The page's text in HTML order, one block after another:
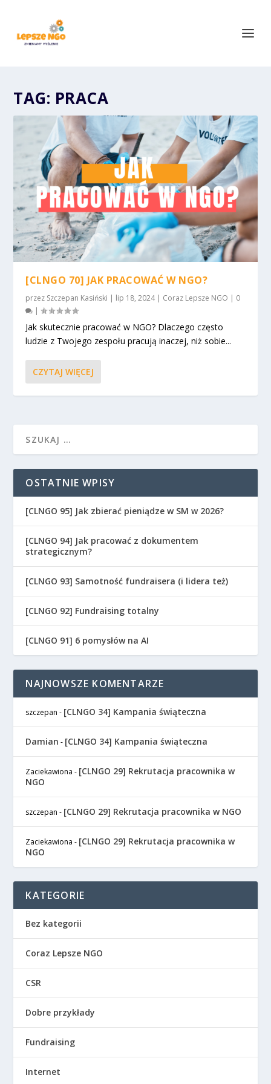
TAG: PRACA
[CLNGO 70] JAK PRACOWAĆ W NGO?
przez Szczepan Kasiński | lip 18, 2024| Coraz Lepsze NGO | 0
|
Jak skutecznie pracować w NGO? Dlaczego często
ludzie z Twojego zespołu pracują inaczej, niż sobie...
CZYTAJ WIĘCEJ
OSTATNIE WPISY
[CLNGO 95] Jak zbierać pieniądze w SM w 2026?
[CLNGO 94] Jak pracować z dokumentem
strategicznym?
[CLNGO 93] Samotność fundraisera (i lidera też)
[CLNGO 92] Fundraising totalny
[CLNGO 91] 6 pomysłów na AI
NAJNOWSZE KOMENTARZE
szczepan - [CLNGO 34] Kampania świąteczna
Damian - [CLNGO 34] Kampania świąteczna
Zaciekawiona - [CLNGO 29] Rekrutacja pracownika w
NGO
szczepan - [CLNGO 29] Rekrutacja pracownika w NGO
Zaciekawiona - [CLNGO 29] Rekrutacja pracownika w
NGO
KATEGORIE
Bez kategorii
Coraz Lepsze NGO
CSR
Dobre przykłady
Fundraising
Internet